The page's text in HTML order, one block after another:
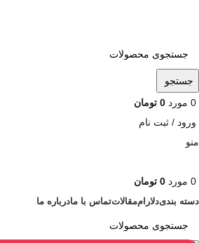
جستجو
0 مورد 0 تومان
ورود / ثبت نام
منو
0 مورد 0 تومان
دسته بندیدلاراممقالاتتماس با مادرباره ما